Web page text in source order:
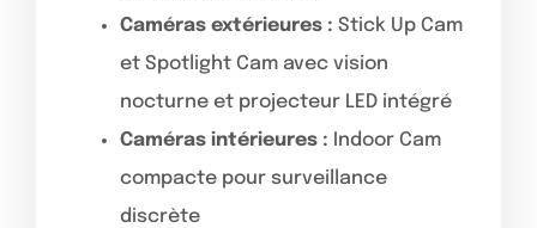
Caméras extérieures : Stick Up Cam
et Spotlight Cam avec vision
nocturne et projecteur LED intégré
Caméras intérieures : Indoor Cam
compacte pour surveillance
discrète